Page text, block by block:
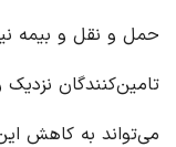
حمل و نقل و بیمه
تامین‌کنندگان
می‌تواند به کاهش